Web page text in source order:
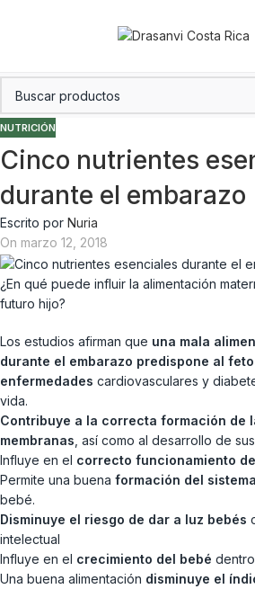
NUTRICIÓN
Cinco nutrientes
durante el embarazo
Escrito por Nuria
On marzo 12, 2018
¿En qué puede influir la alimentación
futuro hijo?
Los estudios afirman que una mala
durante el embarazo predispone al
enfermedades cardiovasculares y
vida.
Contribuye a la correcta formación de
membranas , así como al desarrollo de
Influye en el correcto funcionamiento
Permite una buena formación del
bebé.
Disminuye el riesgo de dar a luz bebés
intelectual
Influye en el crecimiento del bebé
Una buena alimentación disminuye el